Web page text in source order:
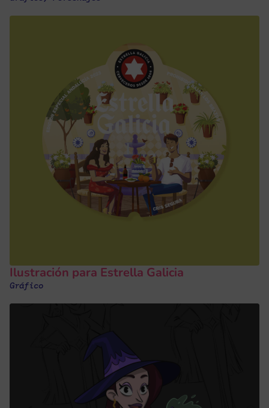
Ilustración para Estrella Galicia
Gráfico